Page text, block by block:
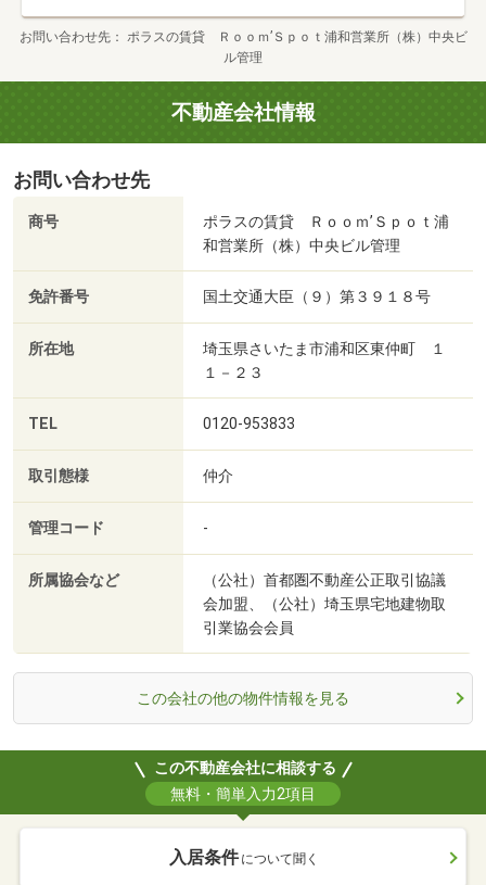
お問い合わせ先
ポラスの賃貸 Ｒｏｏｍ’Ｓｐｏｔ浦和営業所（株）中央ビ
ル管理
不動産会社情報
お問い合わせ先
商号
ポラスの賃貸 Ｒｏｏｍ’Ｓｐｏｔ浦
和営業所（株）中央ビル管理
免許番号 国土交通大臣（９）第３９１８号
所在地
埼玉県さいたま市浦和区東仲町 １
１－２３
TEL 0120-953833
取引態様 仲介
管理コード -
所属協会など
（公社）首都圏不動産公正取引協議
会加盟、（公社）埼玉県宅地建物取
引業協会会員
この会社の他の物件情報を見る
この不動産会社に相談する
無料・簡単入力2項目
入居条件 について聞く